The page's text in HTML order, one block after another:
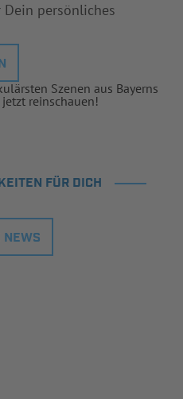
Dein persönliches
Szenen aus Bayerns
reinschauen!
FÜR DICH